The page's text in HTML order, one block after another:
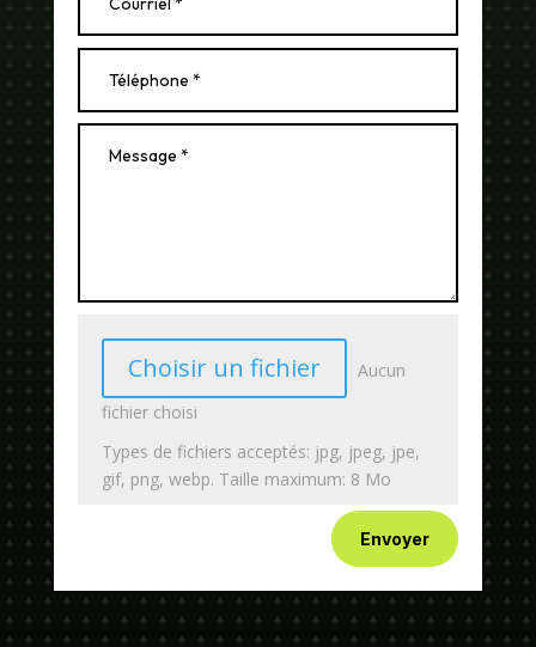
Choisir un fichier
Aucun
fichier choisi
Types de fichiers acceptés: jpg, jpeg, jpe,
gif, png, webp. Taille maximum: 8 Mo
Envoyer